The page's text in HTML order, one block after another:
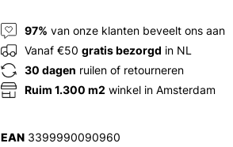
97% van onze klanten beveelt ons aan
Vanaf €50 gratis bezorgd in NL
30 dagen ruilen of retourneren
Ruim 1.300 m2 winkel in Amsterdam
EAN3399990090960